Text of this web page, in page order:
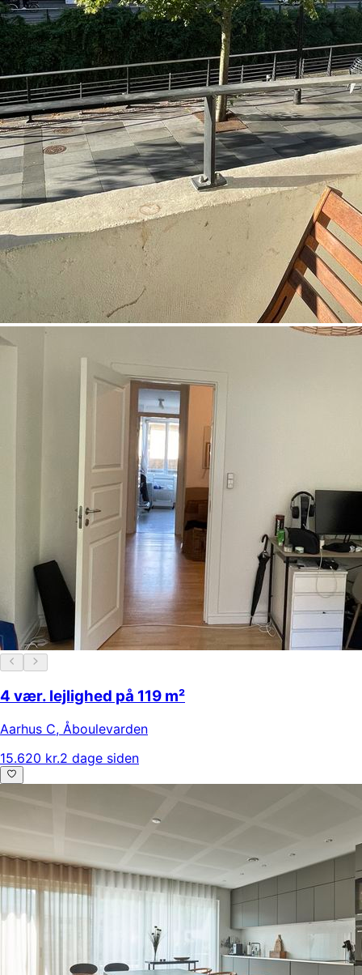
4 vær. lejlighed på 119 m²
Aarhus C, Åboulevarden
15.620 kr.2 dage siden